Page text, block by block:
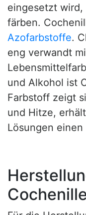
eingesetzt wird,
färben.
Azofarbstoffe.
eng verwandt
und Alkohol ist
Farbstoff zeigt
und Hitze,
Lösungen